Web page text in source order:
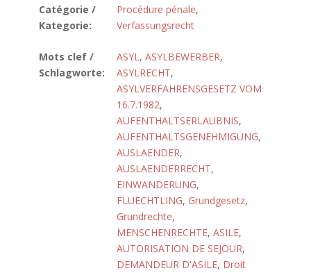
Catégorie /
Kategorie:
Procédure pénale,
Verfassungsrecht
Mots clef /
Schlagworte:
ASYL, ASYLBEWERBER,
ASYLRECHT,
ASYLVERFAHRENSGESETZ VOM
16.7.1982,
AUFENTHALTSERLAUBNIS,
AUFENTHALTSGENEHMIGUNG,
AUSLAENDER,
AUSLAENDERRECHT,
EINWANDERUNG,
FLUECHTLING, Grundgesetz,
Grundrechte,
MENSCHENRECHTE, ASILE,
AUTORISATION DE SEJOUR,
DEMANDEUR D'ASILE, Droit